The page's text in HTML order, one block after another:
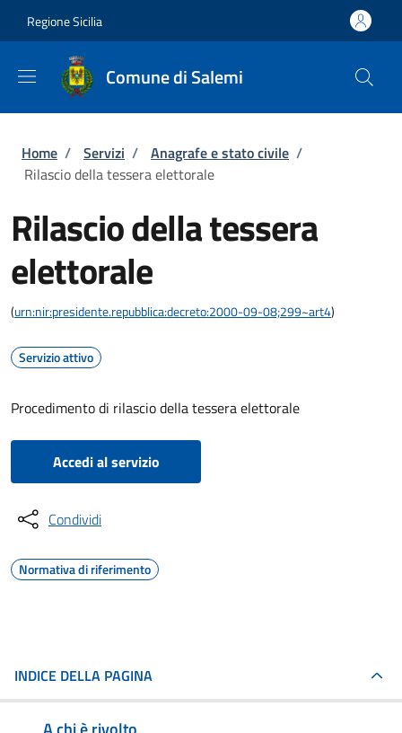
Regione Sicilia
Comune di Salemi
Briciole di pane
Home / Servizi / Anagrafe e stato civile /
Rilascio della tessera elettorale
Rilascio della tessera
elettorale
(urn:nir:presidente.repubblica:decreto:2000-09-08;299~art4)
Servizio attivo
Procedimento di rilascio della tessera elettorale
Accedi al servizio
Condividi
Normativa di riferimento
INDICE DELLA PAGINA